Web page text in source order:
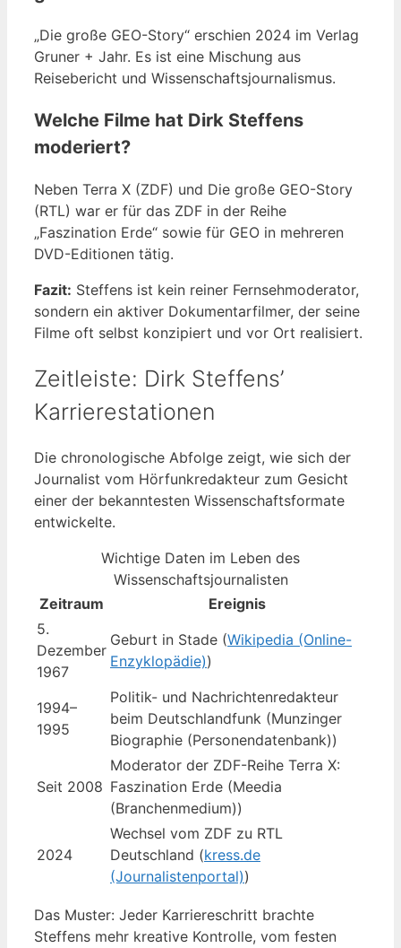
„Die große GEO-Story“ erschien 2024 im Verlag
Gruner + Jahr. Es ist eine Mischung aus
Reisebericht und Wissenschaftsjournalismus.
Welche Filme hat Dirk Steffens
moderiert?
Neben Terra X (ZDF) und Die große GEO-Story
(RTL) war er für das ZDF in der Reihe
„Faszination Erde“ sowie für GEO in mehreren
DVD-Editionen tätig.
Fazit: Steffens ist kein reiner Fernsehmoderator,
sondern ein aktiver Dokumentarfilmer, der seine
Filme oft selbst konzipiert und vor Ort realisiert.
Zeitleiste: Dirk Steffens’
Karrierestationen
Die chronologische Abfolge zeigt, wie sich der
Journalist vom Hörfunkredakteur zum Gesicht
einer der bekanntesten Wissenschaftsformate
entwickelte.
Wichtige Daten im Leben des
Wissenschaftsjournalisten
Zeitraum
Ereignis
5.
Dezember
1967
Geburt in Stade (Wikipedia (Online-
Enzyklopädie))
1994–
1995
Politik- und Nachrichtenredakteur
beim Deutschlandfunk (Munzinger
Biographie (Personendatenbank))
Seit 2008
Moderator der ZDF-Reihe Terra X:
Faszination Erde (Meedia
(Branchenmedium))
2024
Wechsel vom ZDF zu RTL
Deutschland (kress.de
(Journalistenportal))
Das Muster: Jeder Karriereschritt brachte
Steffens mehr kreative Kontrolle, vom festen